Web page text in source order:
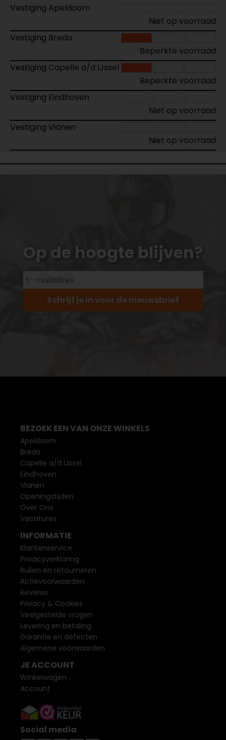
Vestiging Apeldoorn
Niet op voorraad
Vestiging Breda
Beperkte voorraad
Vestiging Capelle a/d IJssel
Beperkte voorraad
Vestiging Eindhoven
Niet op voorraad
Vestiging Vianen
Niet op voorraad
Op de hoogte blijven?
Schrijf je in voor de nieuwsbrief
BEZOEK EEN VAN ONZE WINKELS
Apeldoorn
Breda
Capelle a/d IJssel
Eindhoven
Vianen
Openingstijden
Over Ons
Vacatures
INFORMATIE
Klantenservice
Privacyverklaring
Ruilen en retourneren
Actievoorwaarden
Reviews
Privacy & Cookies
Veelgestelde vragen
Levering en betaling
Garantie en defecten
Algemene voorwaarden
JE ACCOUNT
Winkelwagen
Account
Social media